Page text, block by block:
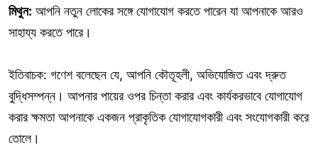
মিথুন: আপনি নতুন লোকের সঙ্গে যোগাযোগ করতে পারেন যা আপনাকে আরও
সাহায্য করতে পারে।
ইতিবাচক: গণেশ বলেছেন যে, আপনি কৌতূহলী, অভিযোজিত এবং দ্রুত
বুদ্ধিসম্পন্ন। আপনার পায়ের ওপর চিন্তা করার এবং কার্যকরভাবে যোগাযোগ
করার ক্ষমতা আপনাকে একজন প্রাকৃতিক যোগাযোগকারী এবং সংযোগকারী করে
তোলে।